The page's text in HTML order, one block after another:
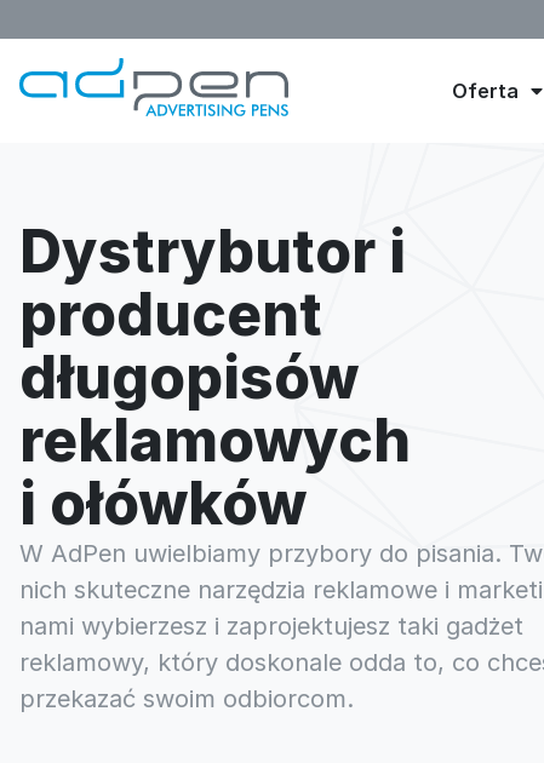
Oferta
Dystrybutor i
producent
długopisów
reklamowych
i ołówków
W AdPen uwielbiamy przybory do pisania.
nich skuteczne narzędzia reklamowe i
nami wybierzesz i zaprojektujesz taki gadżet
reklamowy, który doskonale odda to, co
przekazać swoim odbiorcom.